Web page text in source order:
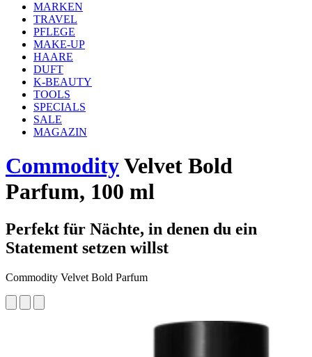
MARKEN
TRAVEL
PFLEGE
MAKE-UP
HAARE
DUFT
K-BEAUTY
TOOLS
SPECIALS
SALE
MAGAZIN
CommodityVelvet Bold
Parfum, 100 ml
Perfekt für Nächte, in denen du ein
Statement setzen willst
Commodity Velvet Bold Parfum